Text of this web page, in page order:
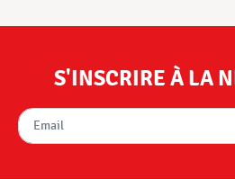
S'INSCRIRE À LA